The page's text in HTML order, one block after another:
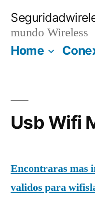
contenido
mundo Wireless
Home
Usb Wifi
Encontraras mas
validos para